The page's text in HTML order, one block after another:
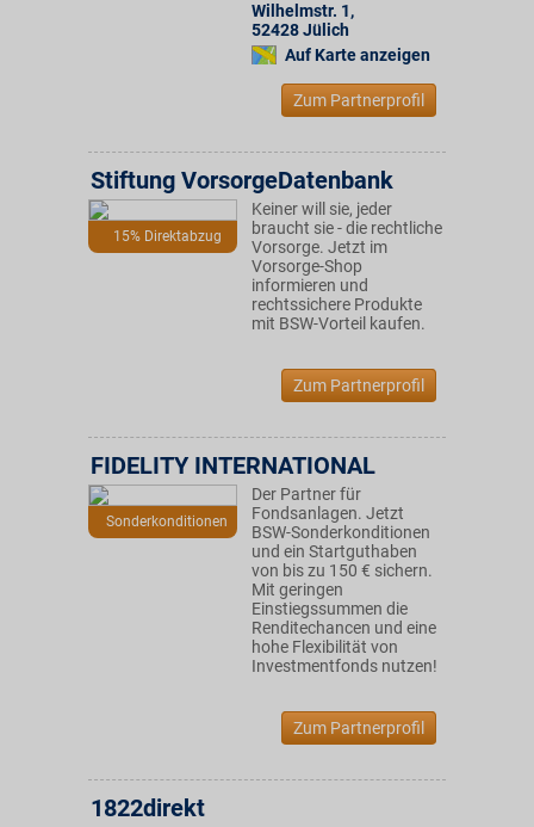
Wilhelmstr. 1,
52428Jülich
Auf Karte anzeigen
Zum Partnerprofil
15% Direktabzug
Stiftung VorsorgeDatenbank
Keiner will sie, jeder
braucht sie - die rechtliche
Vorsorge. Jetzt im
Vorsorge-Shop
informieren und
rechtssichere Produkte
mit BSW-Vorteil kaufen.
Zum Partnerprofil
Sonderkonditionen
FIDELITY INTERNATIONAL
Der Partner für
Fondsanlagen. Jetzt
BSW-Sonderkonditionen
und ein Startguthaben
von bis zu 150 € sichern.
Mit geringen
Einstiegssummen die
Renditechancen und eine
hohe Flexibilität von
Investmentfonds nutzen!
Zum Partnerprofil
1822direkt